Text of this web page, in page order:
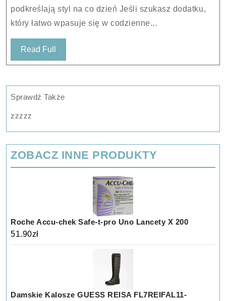
podkreślają styl na co dzień Jeśli szukasz dodatku,
który łatwo wpasuje się w codzienne...
Read Full
Full
Sprawdź Także
zzzzz
ZOBACZ INNE PRODUKTY
Roche Accu-chek Safe-t-pro Uno Lancety X 200
51.90zł
Damskie Kalosze GUESS REISA FL7REIFAL11-